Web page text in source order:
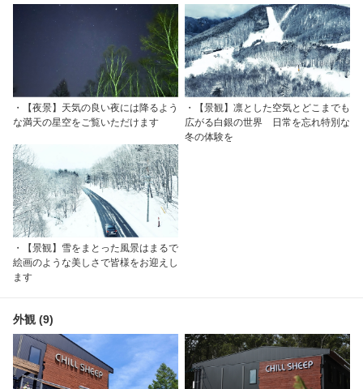
・【夜景】天気の良い夜には降るよう
な満天の星空をご覧いただけます
・【景観】凛とした空気とどこまでも
広がる白銀の世界 日常を忘れ特別な
冬の体験を
・【景観】雪をまとった風景はまるで
絵画のような美しさで皆様をお迎えし
ます
外観 (9)